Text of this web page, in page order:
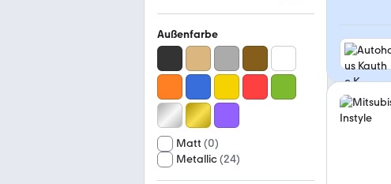
Außenfarbe
Matt (0)
Metallic(24)